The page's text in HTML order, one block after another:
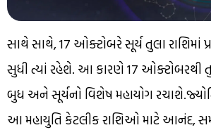
સાથે સાથે, 17 ઓક્ટોબરે સૂર્ય તુલા રાશિમાં
સુધી ત્યાં રહેશે. આ કારણે 17 ઓક્ટોબરથી
બુધ અને સૂર્યનો વિશેષ મહાયોગ
આ મહાયુતિ કેટલીક રાશિઓ માટે આનંદ,